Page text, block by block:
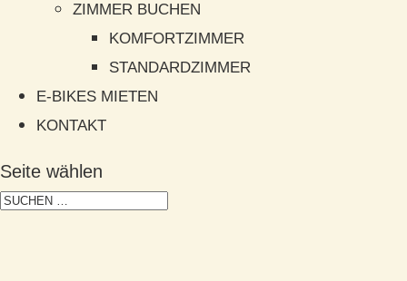
ZIMMER BUCHEN
KOMFORTZIMMER
STANDARDZIMMER
E-BIKES MIETEN
KONTAKT
Seite wählen